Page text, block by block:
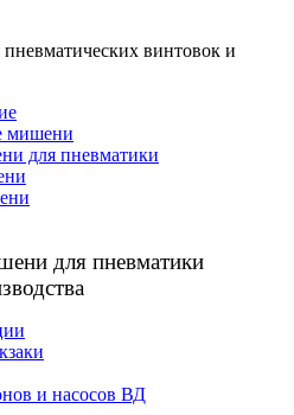
пневматических винтовок и
мишени
для пневматики
для пневматики
и насосов ВД